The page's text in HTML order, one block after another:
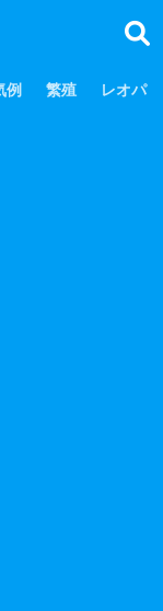
例 繁殖 レオパ